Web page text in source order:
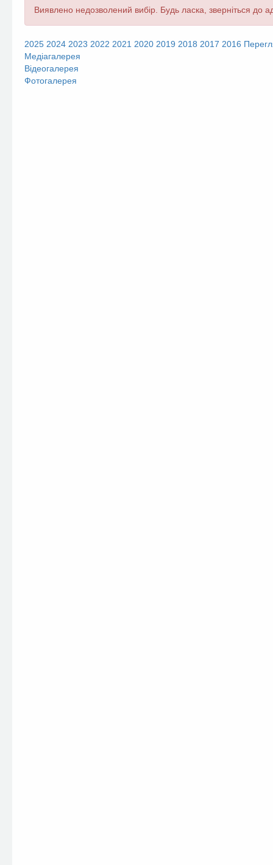
Повідомлення
Виявлено недозволений вибір. Будь ласка, зверніться до
2025 2024 2023 2022 2021 2020 2019 2018 2017 2016
Медіагалерея
Відеогалерея
Фотогалерея